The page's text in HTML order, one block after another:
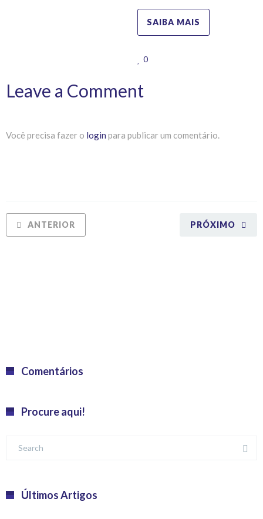
SAIBA MAIS
0
Leave a Comment
Você precisa fazer o login para publicar um comentário.
PRÓXIMO
ANTERIOR
Comentários
Procure aqui!
Últimos Artigos